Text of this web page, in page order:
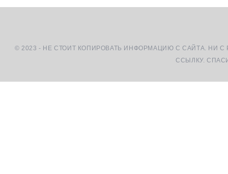
© 2023 - НЕ СТОИТ КОПИРОВАТЬ ИНФОРМАЦИЮ С САЙТА. НИ
ССЫЛКУ.